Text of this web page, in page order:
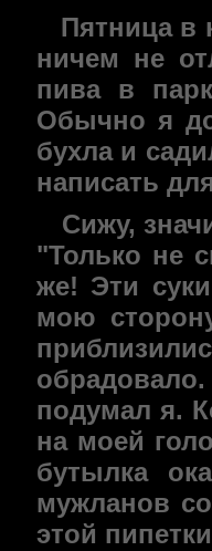
Пятница в
ничем не
пива в
Обычно я
бухла и
написать
Сижу,
"Только не
же! Эти
мою
обрадовало.
подумал я.
на моей
бутылка
мужланов
этой